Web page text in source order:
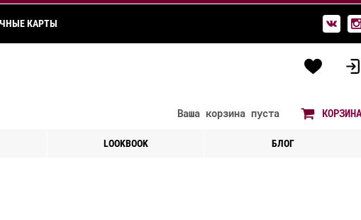
КАРТЫ
Ваша корзина пуста КОРЗИНА
LOOKBOOK БЛОГ